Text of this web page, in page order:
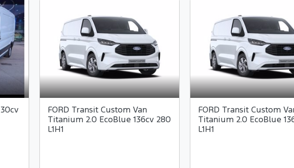
FORD Transit Custom Van
Titanium 2.0 EcoBlue 136cv 280
L1H1
FORD Transit Custom
Titanium 2.0 EcoBlue
L1H1